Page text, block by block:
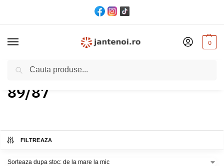
0
Acasă Produs Indice greutate
89/87
FILTREAZA